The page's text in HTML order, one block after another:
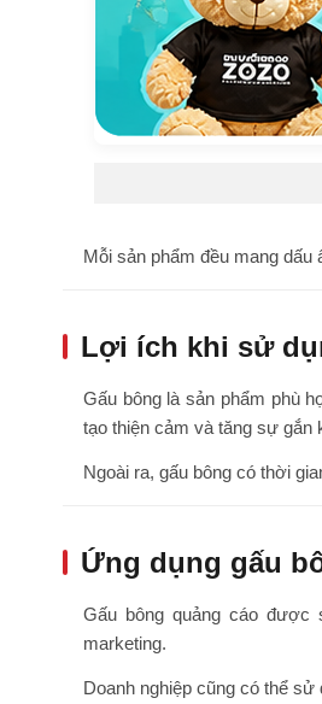
Mỗi sản phẩm đều mang dấu
Lợi ích khi sử
Gấu bông là sản phẩm phù
tạo thiện cảm và tăng sự gắn
Ngoài ra, gấu bông có thời
Ứng dụng gấu
Gấu bông quảng cáo
marketing.
Doanh nghiệp cũng có thể sử